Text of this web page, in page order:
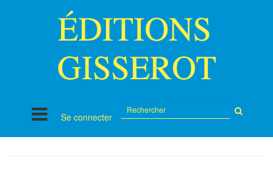
Se connecter
sur